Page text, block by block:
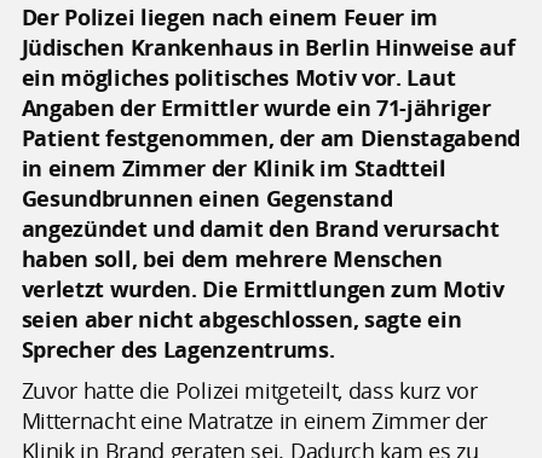
Der Polizei liegen nach einem Feuer im
Jüdischen Krankenhaus in Berlin Hinweise auf
ein mögliches politisches Motiv vor. Laut
Angaben der Ermittler wurde ein 71-jähriger
Patient festgenommen, der am Dienstagabend
in einem Zimmer der Klinik im Stadtteil
Gesundbrunnen einen Gegenstand
angezündet und damit den Brand verursacht
haben soll, bei dem mehrere Menschen
verletzt wurden. Die Ermittlungen zum Motiv
seien aber nicht abgeschlossen, sagte ein
Sprecher des Lagenzentrums.
Zuvor hatte die Polizei mitgeteilt, dass kurz vor
Mitternacht eine Matratze in einem Zimmer der
Klinik in Brand geraten sei. Dadurch kam es zu